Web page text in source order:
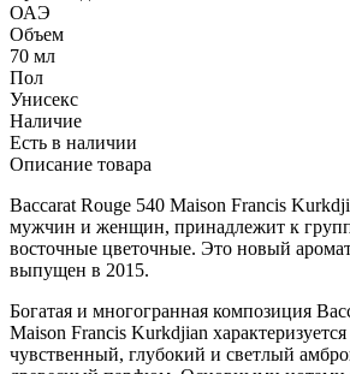
ОАЭ
Объем
70 мл
Пол
Унисекс
Наличие
Есть в наличии
Описание товара
Baccarat Rouge 540 Maison Francis
мужчин и женщин, принадлежит к
восточные цветочные. Это новый
выпущен в 2015.
Богатая и многогранная композиция
Maison Francis Kurkdjian
чувственный, глубокий и светлый